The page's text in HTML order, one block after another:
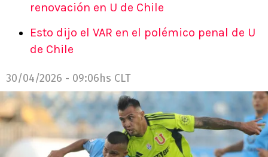
renovación en U de Chile
Esto dijo el VAR en el polémico penal de U
de Chile
30/04/2026 - 09:06hs CLT